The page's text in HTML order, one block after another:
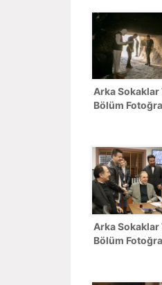
Arka Sokaklar
Bölüm
Arka Sokaklar
Bölüm